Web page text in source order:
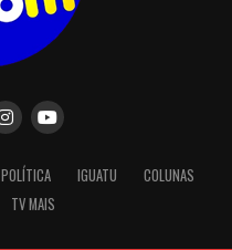
POLÍTICA IGUATU
COLUNAS
TV MAIS